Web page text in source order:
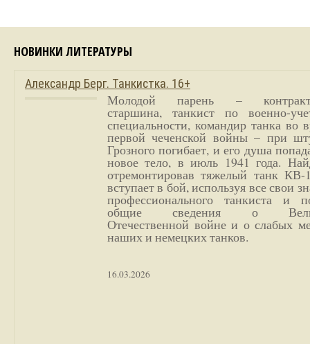
НОВИНКИ ЛИТЕРАТУРЫ
Александр Берг. Танкистка. 16+
Молодой парень –
старшина, танкист по военно-
специальности, командир танка во
первой чеченской войны – при
Грозного погибает, и его душа
новое тело, в июль 1941 года.
отремонтировав тяжелый танк
вступает в бой, используя все свои
профессионального танкиста и
общие сведения о
Отечественной войне и о слабых
наших и немецких танков.
16.03.2026